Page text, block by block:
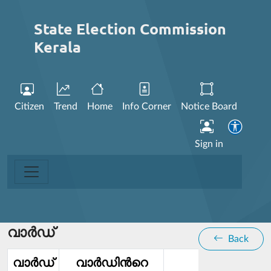
State Election Commission
Kerala
Citizen Trend Home Info Corner Notice Board
Sign in
വാര്‍ഡ് Back
വാര്‍ഡ്‌ വാര്‍ഡിൻറെ